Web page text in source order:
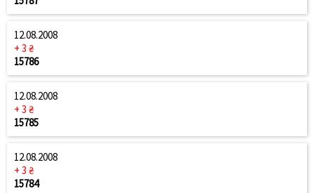
12.08.2008
+ 3 ₴
15786
12.08.2008
+ 3 ₴
15785
12.08.2008
+ 3 ₴
15784